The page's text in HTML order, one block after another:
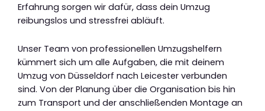
Erfahrung sorgen wir dafür, dass dein Umzug
reibungslos und stressfrei abläuft.
Unser Team von professionellen Umzugshelfern
kümmert sich um alle Aufgaben, die mit deinem
Umzug von Düsseldorf nach Leicester verbunden
sind. Von der Planung über die Organisation bis hin
zum Transport und der anschließenden Montage an